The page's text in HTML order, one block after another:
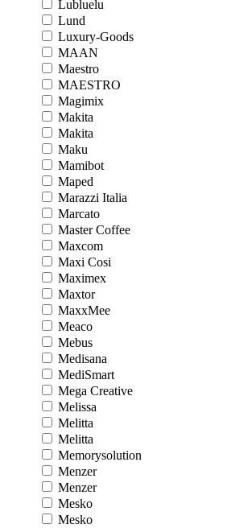
Lubluelu
Lund
Luxury-Goods
MAAN
Maestro
MAESTRO
Magimix
Makita
Makita
Maku
Mamibot
Maped
Marazzi Italia
Marcato
Master Coffee
Maxcom
Maxi Cosi
Maximex
Maxtor
MaxxMee
Meaco
Mebus
Medisana
MediSmart
Mega Creative
Melissa
Melitta
Melitta
Memorysolution
Menzer
Menzer
Mesko
Mesko